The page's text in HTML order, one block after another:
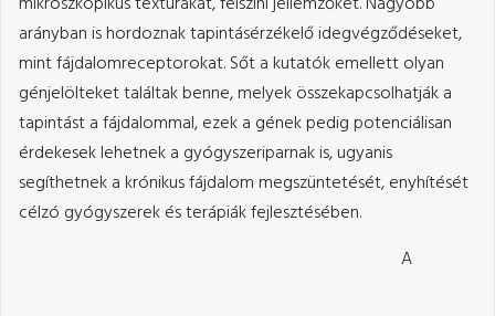
arányban is hordoznak tapintásérzékelő idegvégződéseket,
mint fájdalomreceptorokat. Sőt a kutatók emellett olyan
génjelölteket találtak benne, melyek összekapcsolhatják a
tapintást a fájdalommal, ezek a gének pedig potenciálisan
érdekesek lehetnek a gyógyszeriparnak is, ugyanis
segíthetnek a krónikus fájdalom megszüntetését, enyhítését
célzó gyógyszerek és terápiák fejlesztésében.
A